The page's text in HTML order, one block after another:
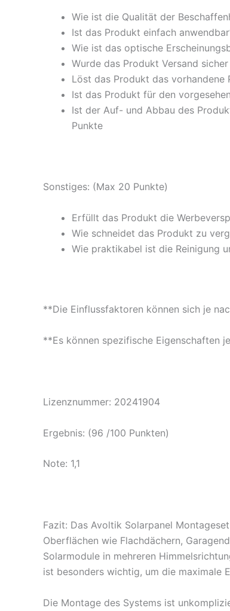
Wie ist die Qualität der
Ist das Produkt einfach anwendbar
Wie ist das optische
Wurde das Produkt Versand
Löst das Produkt das
Ist das Produkt für den
Ist der Auf- und Abbau des
Punkte
Sonstiges: (Max 20 Punkte)
Erfüllt das Produkt die
Wie schneidet das Produkt zu
Wie praktikabel ist die Reinigung
**Die Einflussfaktoren können sich je
**Es können spezifische Eigenschaften
Lizenznummer: 20241904
Ergebnis: (96 /100 Punkten)
Note: 1,1
Fazit: Das Avoltik Solarpanel
Oberflächen wie Flachdächern,
Solarmodule in mehreren
ist besonders wichtig, um die maximale
Die Montage des Systems ist